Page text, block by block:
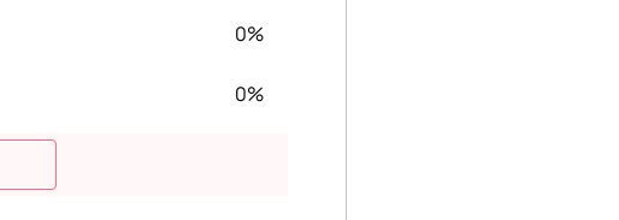
0%
0%